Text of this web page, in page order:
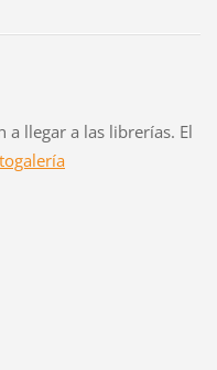
a llegar a las librerías. El